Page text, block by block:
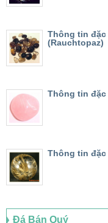
Thông tin đặc
(Rauchtopaz)
Thông tin đặc
Thông tin
Đá Bán Quý